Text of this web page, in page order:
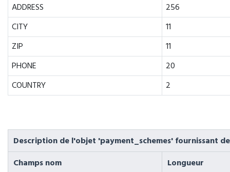
ADDRESS
256
CITY
11
ZIP
11
PHONE
20
COUNTRY
2
Description de l'objet 'payment_schemes' fournissant
Champs nom
Longueur